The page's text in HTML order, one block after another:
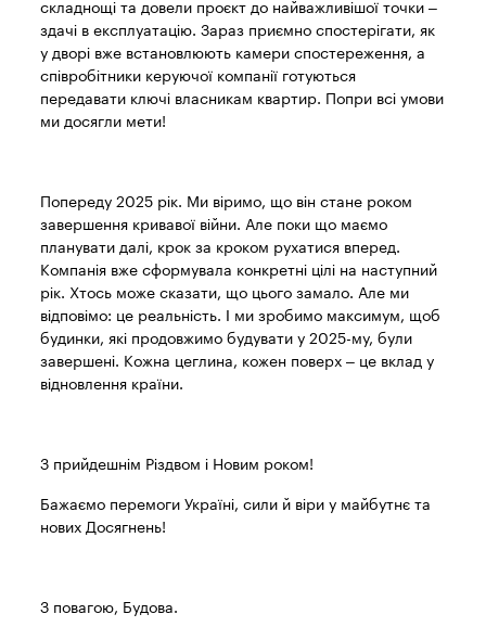
складнощі та довели проєкт до найважливішої точки –
здачі в експлуатацію. Зараз приємно спостерігати, як
у дворі вже встановлюють камери спостереження, а
співробітники керуючої компанії готуються
передавати ключі власникам квартир. Попри всі умови
ми досягли мети!
Попереду 2025 рік. Ми віримо, що він стане роком
завершення кривавої війни. Але поки що маємо
планувати далі, крок за кроком рухатися вперед.
Компанія вже сформувала конкретні цілі на наступний
рік. Хтось може сказати, що цього замало. Але ми
відповімо: це реальність. І ми зробимо максимум, щоб
будинки, які продовжимо будувати у 2025-му, були
завершені. Кожна цеглина, кожен поверх – це вклад у
відновлення країни.
З прийдешнім Різдвом і Новим роком!
Бажаємо перемоги Україні, сили й віри у майбутнє та
нових Досягнень!
З повагою, Будова.